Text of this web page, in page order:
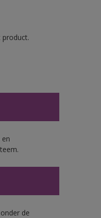
product.
de